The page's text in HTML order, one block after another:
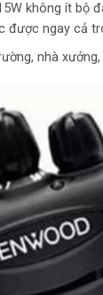
không ít bộ
được ngay cả
nhà